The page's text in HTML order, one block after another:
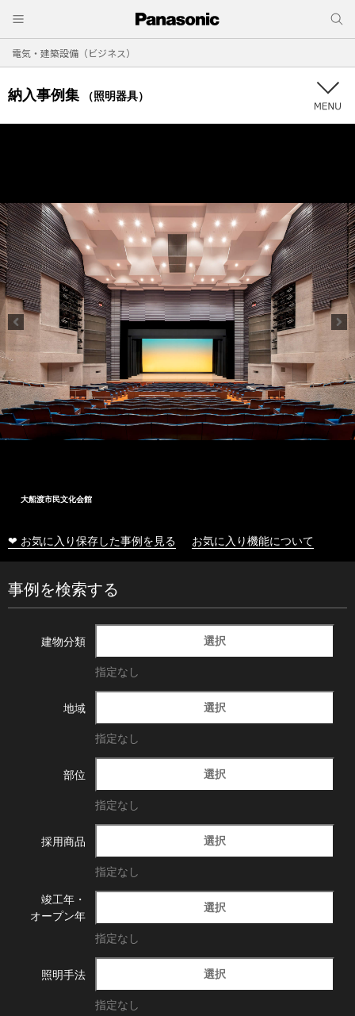
電気・建築設備（ビジネス）
納入事例集 （照明器具）
大船渡市民文化会館
❤ お気に入り保存した事例を見る お気に入り機能について
事例を検索する
建物分類 選択
指定なし
地域 選択
指定なし
部位 選択
指定なし
採用商品 選択
指定なし
竣工年・
オープン年
選択
指定なし
照明手法 選択
指定なし